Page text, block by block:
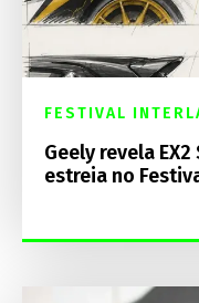
FESTIVAL
Geely revela
estreia no